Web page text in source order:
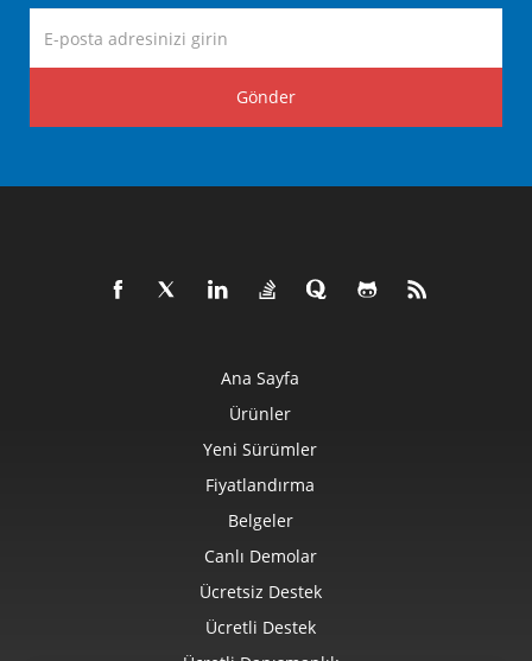
Gönder
Ana Sayfa
Ürünler
Yeni Sürümler
Fiyatlandırma
Belgeler
Canlı Demolar
Ücretsiz Destek
Ücretli Destek